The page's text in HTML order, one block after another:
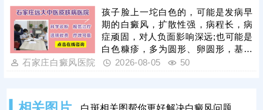
规避该问题，光疗必须由经验丰富的
医生操作，根据患者肤质、白斑部位
及皮肤耐受情况，制定个性化照射剂
量与频次。同时要做好光疗后皮肤护
理，治疗后皮肤屏障脆弱，需严格规
避阳光暴晒，防止二次损伤诱发水
孩子脸上一坨白色的，可能是发病早
期的白癜风，扩散性强，病程长，病
症顽固，对人负面影响深远;也可能是
白色糠疹，多为圆形、卵圆形，基本
可自行消退，影响不大。可以结合伍
石家庄白癜风医院 2026-08-05 50